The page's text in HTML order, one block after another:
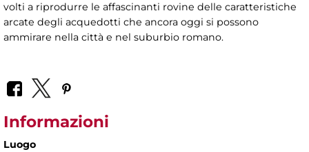
volti a riprodurre le affascinanti rovine delle caratteristiche
arcate degli acquedotti che ancora oggi si possono
ammirare nella città e nel suburbio romano.
Informazioni
Luogo